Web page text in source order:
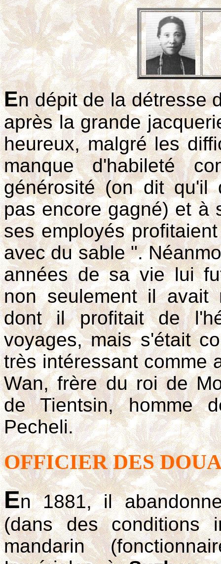
En dépit de la détresse
après la grande
heureux, malgré les
manque d'habileté
générosité (on dit qu'il
pas encore gagné) et à
ses employés
avec du sable ".
années de sa vie lui
non seulement il avait
dont il profitait de
voyages, mais s'était
très intéressant comme
Wan, frère du roi de
de Tientsin, homme
Pecheli.
OFFICIER DES
En 1881, il
(dans des conditions
mandarin